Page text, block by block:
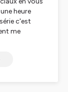
heure
c'est
me
? Vous êtes